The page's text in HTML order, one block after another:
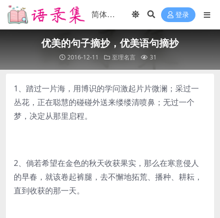
登录
优美的句子摘抄，优美语句摘抄
2016-12-11 至理名言 31
1、踏过一片海，用博识的学问激起片片微澜；采过一
丛花，正在聪慧的碰碰外送来缕缕清喷鼻；无过一个
梦，决定从那里启程。
2、倘若希望在金色的秋天收获果实，那么在寒意侵人
的早春，就该卷起裤腿，去不懈地拓荒、播种、耕耘，
直到收获的那一天。